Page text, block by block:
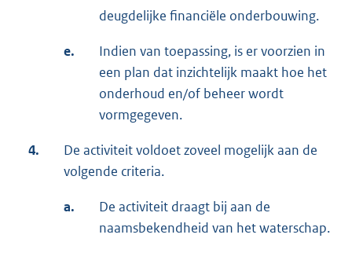
deugdelijke financiële onderbouwing.
e.
Indien van toepassing, is er voorzien in
een plan dat inzichtelijk maakt hoe het
onderhoud en/of beheer wordt
vormgegeven.
4.
De activiteit voldoet zoveel mogelijk aan de
volgende criteria.
a.
De activiteit draagt bij aan de
naamsbekendheid van het waterschap.